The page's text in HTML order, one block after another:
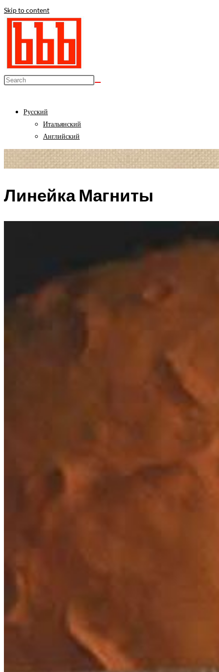
Skip to content
Русский
Итальянский
Английский
Линейка Магниты